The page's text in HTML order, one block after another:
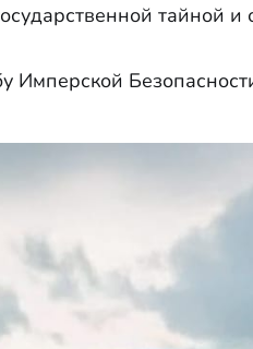
тайной
Имперской